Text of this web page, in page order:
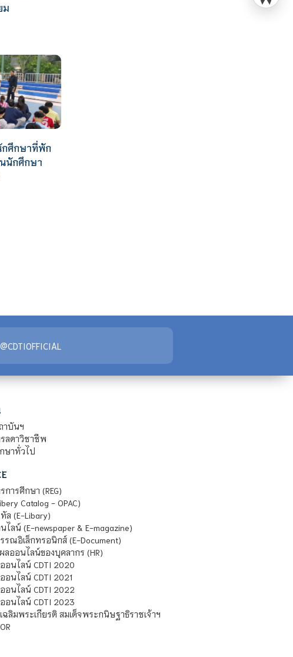
ม
กศึกษาที่พัก
นักศึกษา
@CDTIOFFICIAL
าบันฯ
ลดาวิชาชีพ
ษาทั่วไป
ารศึกษา (REG)
Catalog - OPAC)
ล (E-Libary)
ลน์ (E-newspaper & E-magazine)
รณอิเล็กทรอนิกส์ (E-Document)
ลออนไลน์ของบุคลากร (HR)
อนไลน์ CDTI 2020
อนไลน์ CDTI 2021
อนไลน์ CDTI 2022
อนไลน์ CDTI 2023
ฉลิมพระเกียรติ สมเด็จพระกนิษฐาธิราชเจ้าฯ